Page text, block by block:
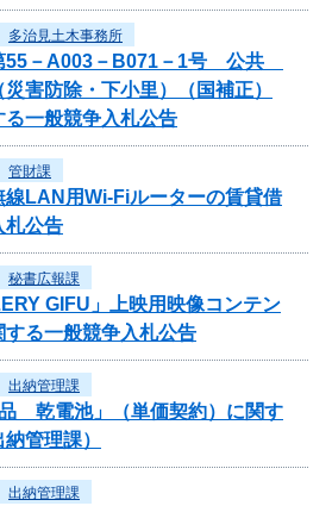
多治見土木事務所
55－A003－B071－1号 公共
害防除・下小里）（国補正）
る一般競争入札公告
管財課
線LAN用Wi-Fiルーターの賃貸借
札公告
秘書広報課
GIFU」上映用映像コンテン
る一般競争入札公告
出納管理課
乾電池」（単価契約）に関す
管理課）
出納管理課